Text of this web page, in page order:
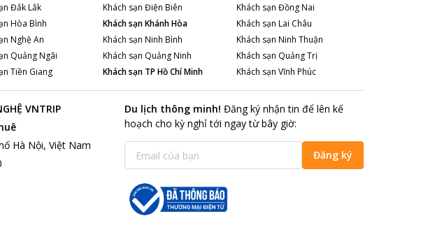
Đắk Lắk Khách sạn Điện Biên Khách sạn Đồng Nai
Hòa Bình Khách sạnKhánh Hòa Khách sạn Lai Châu
Nghệ An Khách sạn Ninh Bình Khách sạn Ninh Thuận
Quảng Ngãi Khách sạn Quảng Ninh Khách sạn Quảng Trị
Tiền Giang Khách sạn TP Hồ Chí Minh Khách sạn Vĩnh Phúc
VNTRIP
Hà Nội, Việt Nam
Du lịch thông minh! Đăng ký nhận tin để lên kế
hoạch cho kỳ nghỉ tới ngay từ bây giờ:
Đăng ký